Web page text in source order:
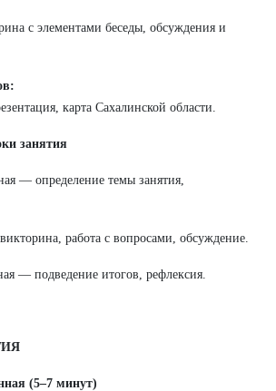
с элементами беседы, обсуждения и
карта Сахалинской области.
занятия
— определение темы занятия,
работа с вопросами, обсуждение.
— подведение итогов, рефлексия.
(5–7 минут)